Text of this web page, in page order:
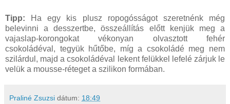
Tipp:
Ha egy kis plusz ropogósságot szeretnénk még
belevinni a desszertbe, összeállítás előtt kenjük meg a
vajaslap-korongokat vékonyan olvasztott fehér
csokoládéval, tegyük hűtőbe, míg a csokoládé meg nem
szilárdul, majd a csokoládéval lekent felükkel lefelé zárjuk le
velük a mousse-réteget a szilikon formában.
Praliné Zsuzsi dátum: 18:49